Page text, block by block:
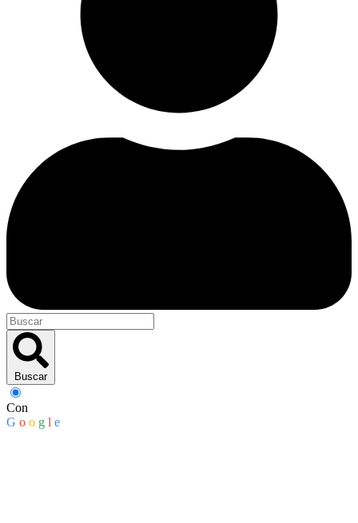
Buscar
Con
G o o g l e